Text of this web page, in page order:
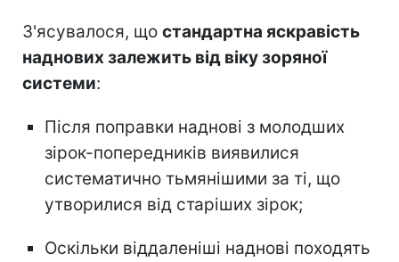
З'ясувалося, що стандартна яскравість
наднових залежить від віку зоряної
системи:
Після поправки наднові з молодших
зірок-попередників виявилися
систематично тьмянішими за ті, що
утворилися від старіших зірок;
Оскільки віддаленіші наднові походять